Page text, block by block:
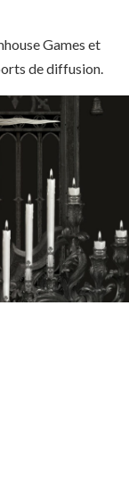
Games et
de diffusion.